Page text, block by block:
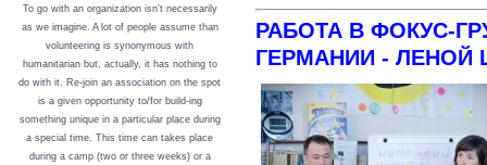
To go with an organization isn’t necessarily
as we imagine. A lot of people assume than
volunteering is synonymous with
humanitarian but, actually, it has nothing to
do with it. Re-join an association on the spot
is a given opportunity to/for build-ing
something unique in a particular place during
a special time. This time can takes place
during a camp (two or three weeks) or a
РАБОТА В ФОКУС-
ГЕРМАНИИ - ЛЕНОЙ